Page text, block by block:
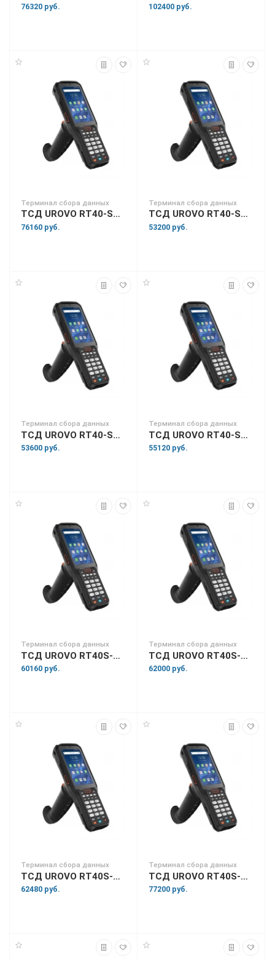
76320 руб. 102400 руб.
Терминал сбора данных
ТСД UROVO RT40-SS4S10E4011SN
76160 руб.
Терминал сбора данных
ТСД UROVO RT40-SS5S10E4011SN
53200 руб.
Терминал сбора данных
ТСД UROVO RT40-SS5S10E4011SQ
53600 руб.
Терминал сбора данных
ТСД UROVO RT40-SS5X10E4011HQ
55120 руб.
Терминал сбора данных
ТСД UROVO RT40S-SS5S13E4031SN
60160 руб.
Терминал сбора данных
ТСД UROVO RT40S-SS5X13E4031HF
62000 руб.
Терминал сбора данных
ТСД UROVO RT40S-SS5X13E4031HQ
62480 руб.
Терминал сбора данных
ТСД UROVO RT40S-SS6S13E4031SN
77200 руб.